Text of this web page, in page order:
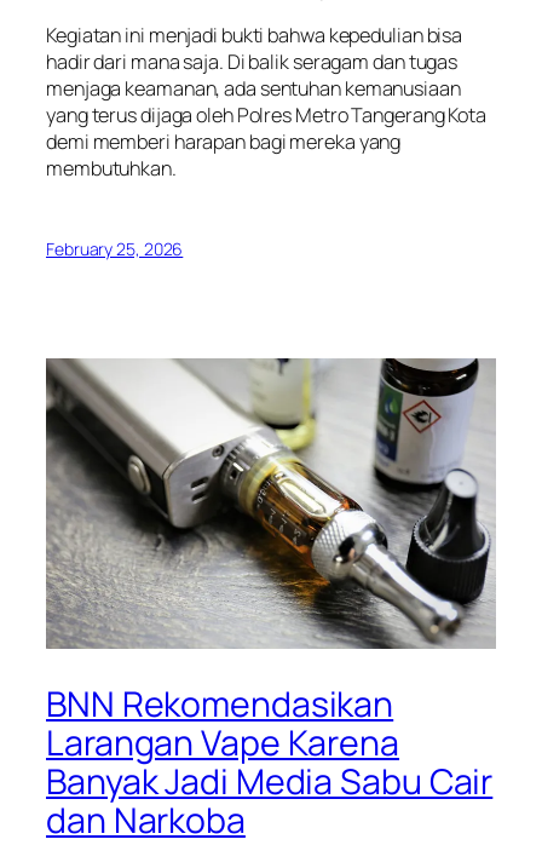
Kegiatan ini menjadi bukti bahwa kepedulian bisa
hadir dari mana saja. Di balik seragam dan tugas
menjaga keamanan, ada sentuhan kemanusiaan
yang terus dijaga oleh Polres Metro Tangerang Kota
demi memberi harapan bagi mereka yang
membutuhkan.
February 25, 2026
BNN Rekomendasikan
Larangan Vape Karena
Banyak Jadi Media Sabu Cair
dan Narkoba